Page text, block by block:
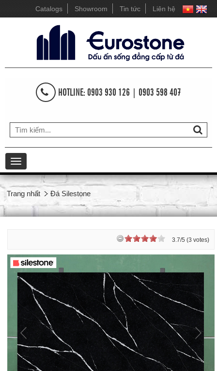
Catalogs Showroom Tin tức Liên hệ
HOTLINE: 0903 930 126 | 0903 598 407
Toggle
navigation
Trang nhất Đá Silestone
3.7/5 (3 votes)